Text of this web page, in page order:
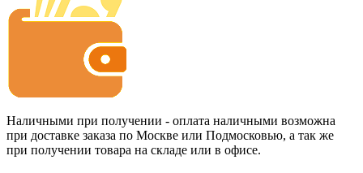
Наличными при получении - оплата наличными возможна
при доставке заказа по Москве или Подмосковью, а так же
при получении товара на складе или в офисе.